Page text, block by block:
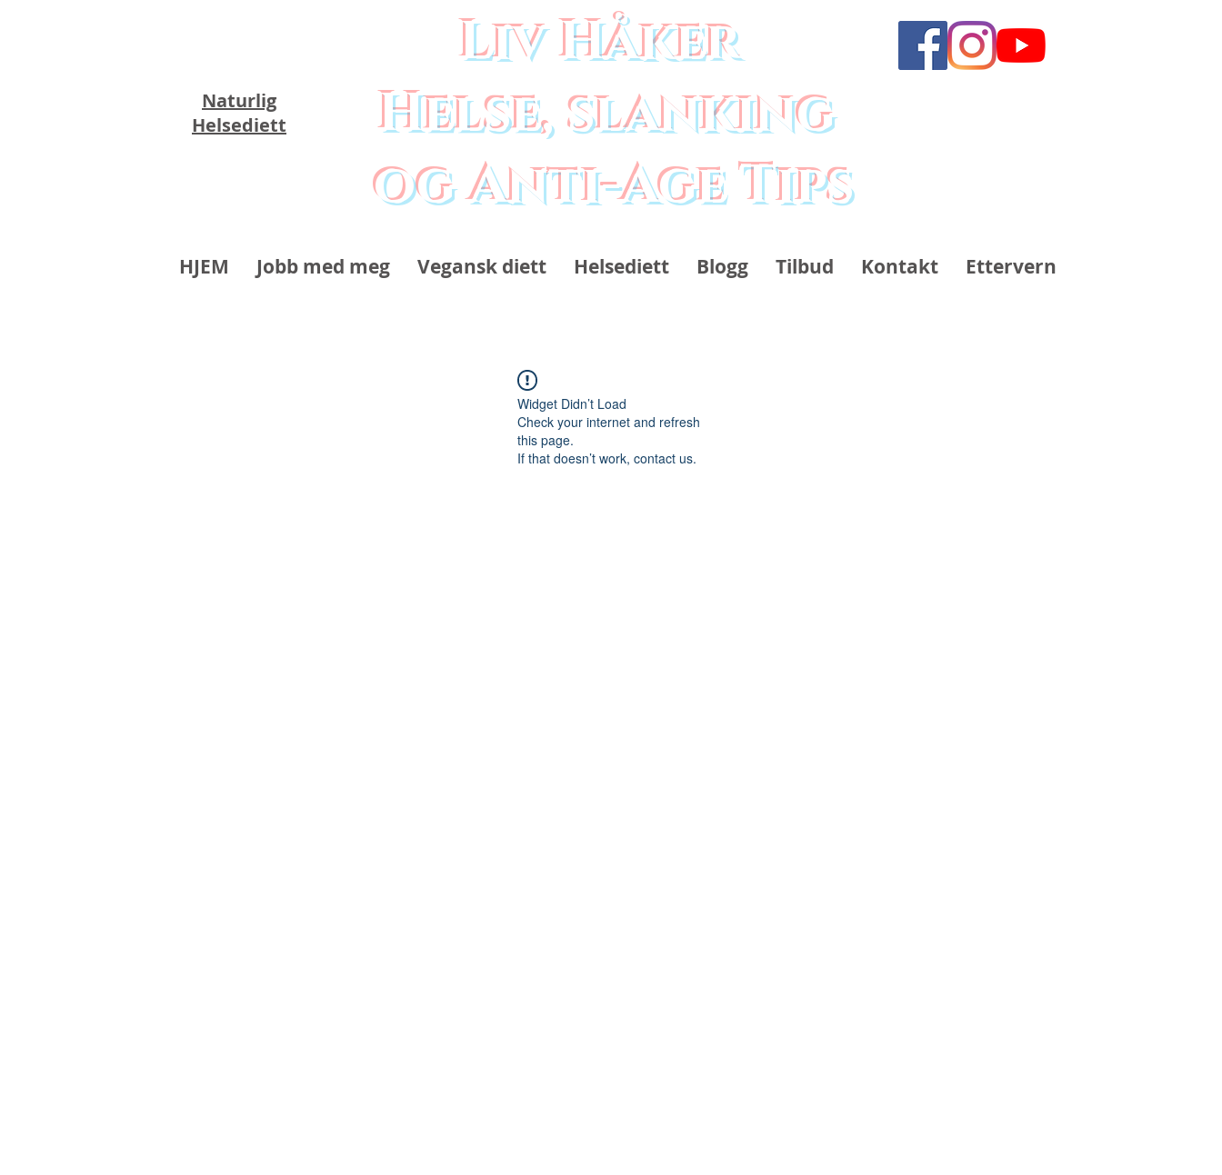
Liv Håker
Helse, slanking
og Anti-Age Tips
Naturlig
Helsediett
HJEM Jobb med meg Vegansk diett Helsediett Blogg Tilbud Kontakt Ettervern
Widget Didn’t Load
Check your internet and refresh
this page.
If that doesn’t work, contact us.